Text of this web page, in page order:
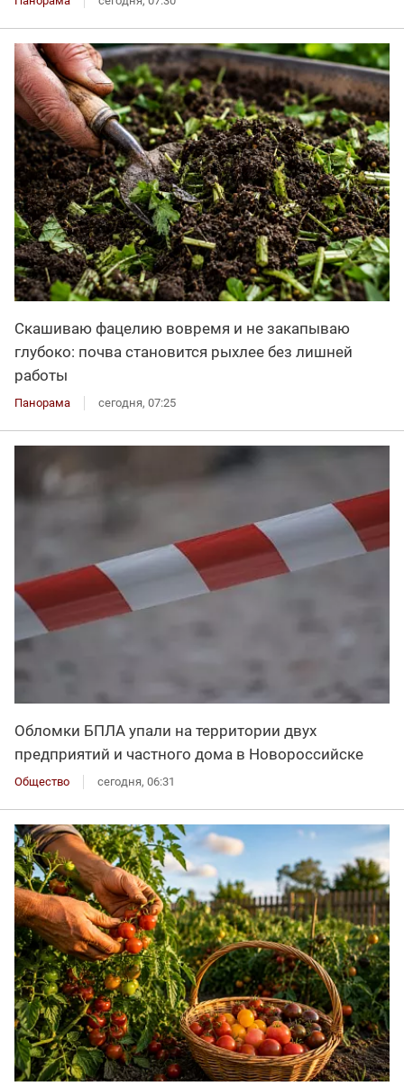
Скашиваю фацелию вовремя и не закапываю
глубоко: почва становится рыхлее без лишней
работы
Панорама сегодня, 07:25
Обломки БПЛА упали на территории двух
предприятий и частного дома в Новороссийске
Общество сегодня, 06:31